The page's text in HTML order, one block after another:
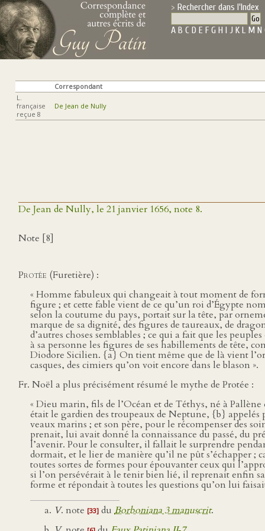
Rechercher dans l'Index
A B C D E F G H I J K L M N